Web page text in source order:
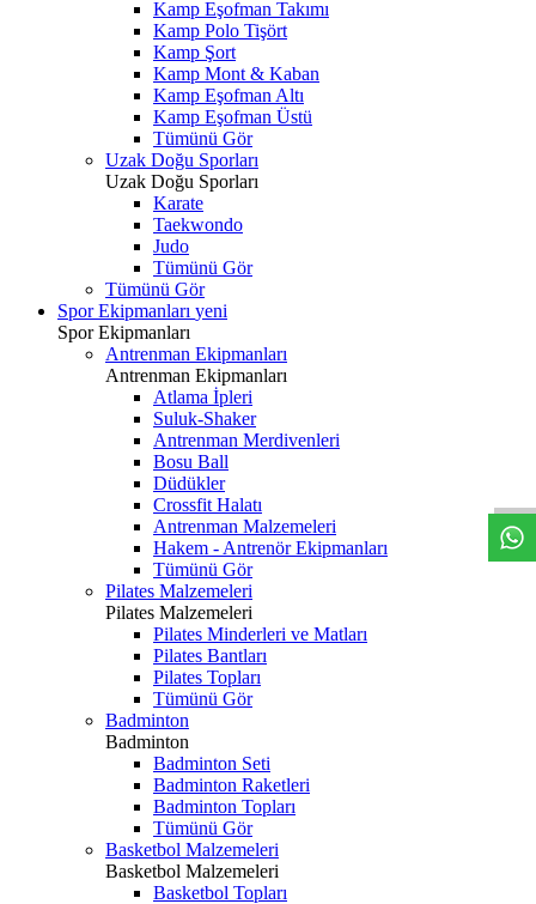
Kamp Eşofman Takımı
Kamp Polo Tişört
Kamp Şort
Kamp Mont & Kaban
Kamp Eşofman Altı
Kamp Eşofman Üstü
Tümünü Gör
Uzak Doğu Sporları
Uzak Doğu Sporları
Karate
Taekwondo
Judo
Tümünü Gör
Tümünü Gör
Spor Ekipmanları yeni
Spor Ekipmanları
Antrenman Ekipmanları
Antrenman Ekipmanları
Atlama İpleri
Suluk-Shaker
Antrenman Merdivenleri
Bosu Ball
Düdükler
Crossfit Halatı
Antrenman Malzemeleri
Hakem - Antrenör Ekipmanları
Tümünü Gör
Pilates Malzemeleri
Pilates Malzemeleri
Pilates Minderleri ve Matları
Pilates Bantları
Pilates Topları
Tümünü Gör
Badminton
Badminton
Badminton Seti
Badminton Raketleri
Badminton Topları
Tümünü Gör
Basketbol Malzemeleri
Basketbol Malzemeleri
Basketbol Topları